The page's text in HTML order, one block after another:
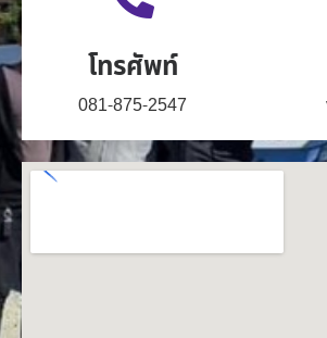
โทรศัพท์
081-875-2547